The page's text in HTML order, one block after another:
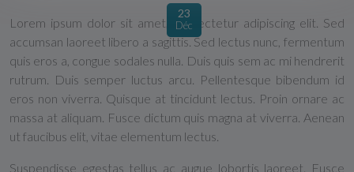
23
Déc
Lorem ipsum dolor sit amet, consectetur adipiscing elit. Sed
accumsan laoreet libero a sagittis. Sed lectus nunc, fermentum
quis eros a, congue sodales nulla. Duis quis sem ac mi hendrerit
rutrum. Duis semper luctus arcu. Pellentesque bibendum id
eros non viverra. Quisque at tincidunt lectus. Proin ornare ac
massa at aliquam. Fusce dictum quis magna at viverra. Aenean
ut faucibus elit, vitae elementum lectus.
Suspendisse egestas tellus ac augue lobortis laoreet. Fusce